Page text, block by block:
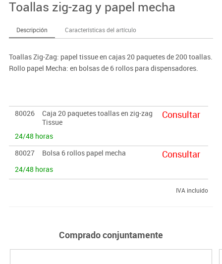
Toallas zig-zag y papel mecha
Descripción Características del artículo
Toallas Zig-Zag: papel tissue en cajas 20 paquetes de 200 toallas.
Rollo papel Mecha: en bolsas de 6 rollos para dispensadores.
80026
Caja 20 paquetes toallas en zig-zag
Tissue
24/48 horas
Consultar
80027
Bolsa 6 rollos papel mecha
24/48 horas
Consultar
IVA incluido
Comprado conjuntamente